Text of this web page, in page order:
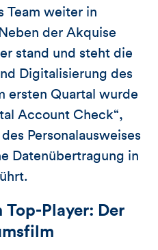
Team weiter in
der Akquise
stand und steht die
Digitalisierung des
ersten Quartal wurde
Account Check“,
Personalausweises
Datenübertragung in
Top-Player: Der